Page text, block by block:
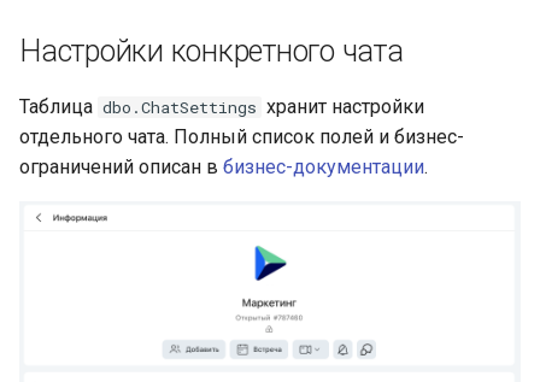
Настройки конкретного чата
Таблица dbo.ChatSettings хранит настройки
отдельного чата. Полный список полей и бизнес-
ограничений описан в бизнес-документации.